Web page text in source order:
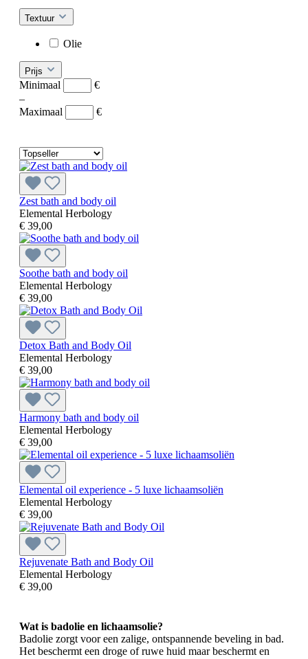
Textuur
Olie
Prijs
Minimaal
€
–
Maximaal
€
Zest bath and body oil
Elemental Herbology
€ 39,00
Soothe bath and body oil
Elemental Herbology
€ 39,00
Detox Bath and Body Oil
Elemental Herbology
€ 39,00
Harmony bath and body oil
Elemental Herbology
€ 39,00
Elemental oil experience - 5 luxe lichaamsoliën
Elemental Herbology
€ 39,00
Rejuvenate Bath and Body Oil
Elemental Herbology
€ 39,00
Wat is badolie en lichaamsolie?
Badolie zorgt voor een zalige, ontspannende beveling in bad.
Het beschermt een droge of ruwe huid maar beschermt en